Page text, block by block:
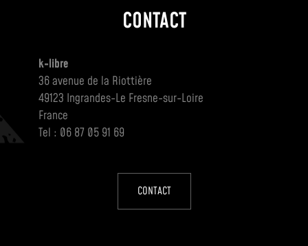
CONTACT
k-libre
36 avenue de la Riottière
49123 Ingrandes-Le Fresne-sur-Loire
France
Tel : 06 87 05 91 69
CONTACT